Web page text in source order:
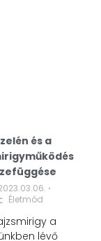
és a
•
Életmód
a
lévő